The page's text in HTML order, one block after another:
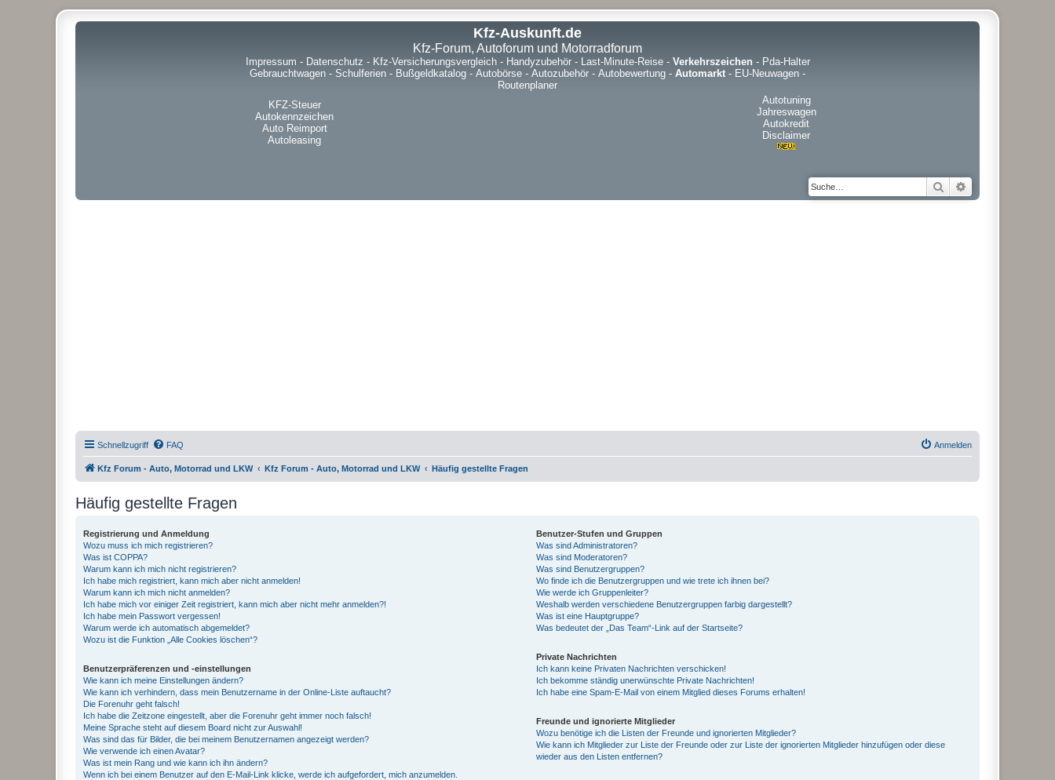
Kfz-Auskunft.de
Kfz-Forum, Autoforum und Motorradforum
Impressum - Datenschutz - Kfz-Versicherungsvergleich- Handyzubehör- Last-Minute-Reise- Verkehrszeichen- Pda-Halter
Gebrauchtwagen - Schulferien - Bußgeldkatalog - Autobörse - Autozubehör - Autobewertung - Automarkt - EU-Neuwagen -
Routenplaner
KFZ-Steuer
Autokennzeichen
Auto Reimport
Autoleasing
Autotuning
Jahreswagen
Autokredit
Disclaimer
Suche
Schnellzugriff FAQ Anmelden
Kfz Forum - Auto, Motorrad und LKW Kfz Forum - Auto, Motorrad und LKW Häufig gestellte Fragen
Häufig gestellte Fragen
Registrierung und Anmeldung
Wozu muss ich mich registrieren?
Was ist COPPA?
Warum kann ich mich nicht registrieren?
Ich habe mich registriert, kann mich aber nicht anmelden!
Warum kann ich mich nicht anmelden?
Ich habe mich vor einiger Zeit registriert, kann mich aber nicht mehr anmelden?!
Ich habe mein Passwort vergessen!
Warum werde ich automatisch abgemeldet?
Wozu ist die Funktion „Alle Cookies löschen“?
Benutzerpräferenzen und -einstellungen
Wie kann ich meine Einstellungen ändern?
Wie kann ich verhindern, dass mein Benutzername in der Online-Liste auftaucht?
Die Forenuhr geht falsch!
Ich habe die Zeitzone eingestellt, aber die Forenuhr geht immer noch falsch!
Meine Sprache steht auf diesem Board nicht zur Auswahl!
Was sind das für Bilder, die bei meinem Benutzernamen angezeigt werden?
Wie verwende ich einen Avatar?
Was ist mein Rang und wie kann ich ihn ändern?
Wenn ich bei einem Benutzer auf den E-Mail-Link klicke, werde ich aufgefordert, mich anzumelden.
Benutzer-Stufen und Gruppen
Was sind Administratoren?
Was sind Moderatoren?
Was sind Benutzergruppen?
Wo finde ich die Benutzergruppen und wie trete ich ihnen bei?
Wie werde ich Gruppenleiter?
Weshalb werden verschiedene Benutzergruppen farbig dargestellt?
Was ist eine Hauptgruppe?
Was bedeutet der „Das Team“-Link auf der Startseite?
Private Nachrichten
Ich kann keine Privaten Nachrichten verschicken!
Ich bekomme ständig unerwünschte Private Nachrichten!
Ich habe eine Spam-E-Mail von einem Mitglied dieses Forums erhalten!
Freunde und ignorierte Mitglieder
Wozu benötige ich die Listen der Freunde und ignorierten Mitglieder?
Wie kann ich Mitglieder zur Liste der Freunde oder zur Liste der ignorierten Mitglieder hinzufügen oder diese
wieder aus den Listen entfernen?